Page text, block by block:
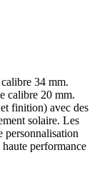
34 mm.
calibre 20 mm.
finition) avec des
solaire. Les
personnalisation
haute performance